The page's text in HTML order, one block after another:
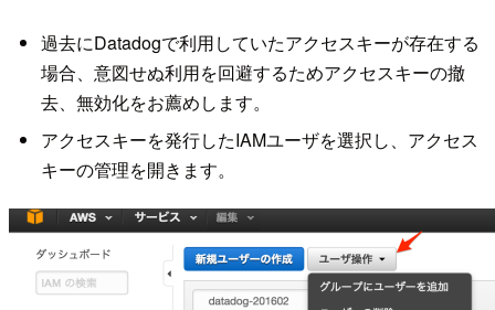
過去にDatadogで利用していたアクセスキーが存在する
場合、意図せぬ利用を回避するためアクセスキーの撤
去、無効化をお薦めします。
アクセスキーを発行したIAMユーザを選択し、アクセス
キーの管理を開きます。